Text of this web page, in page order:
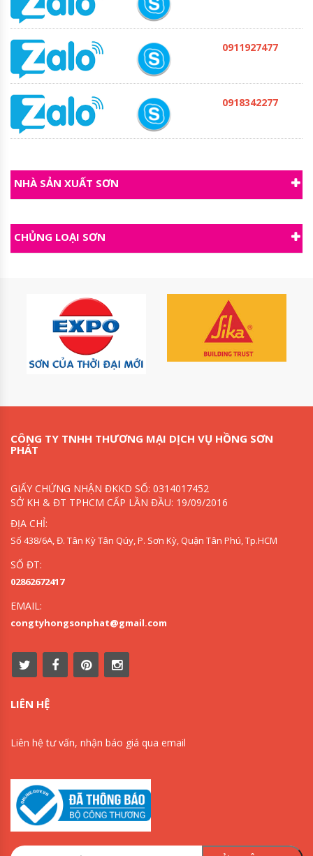
0911927477
0918342277
NHÀ SẢN XUẤT SƠN
CHỦNG LOẠI SƠN
CÔNG TY TNHH THƯƠNG MẠI DỊCH VỤ HỒNG SƠN
PHÁT
GIẤY CHỨNG NHẬN ĐKKD SỐ: 0314017452
SỞ KH & ĐT TPHCM CẤP LẦN ĐẦU: 19/09/2016
ĐỊA CHỈ:
Số 438/6A, Đ. Tân Kỳ Tân Qúy, P. Sơn Kỳ, Quận Tân Phú, Tp.HCM
SỐ ĐT:
02862672417
EMAIL:
congtyhongsonphat@gmail.com
LIÊN HỆ
Liên hệ tư vấn, nhận báo giá qua email